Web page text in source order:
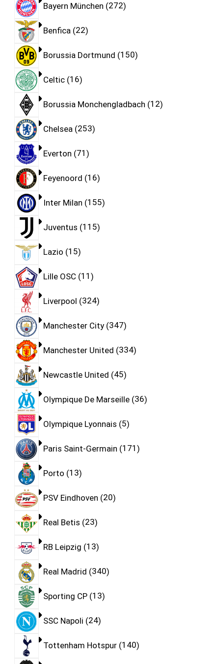
Bayern München 272
Benfica 22
Borussia Dortmund 150
Celtic 16
Borussia Monchengladbach 12
Chelsea 253
Everton 71
Feyenoord 16
Inter Milan 155
Juventus 115
Lazio 15
Lille OSC 11
Liverpool 324
Manchester City 347
Manchester United 334
Newcastle United 45
Olympique De Marseille 36
Olympique Lyonnais 5
Paris Saint-Germain 171
Porto 13
PSV Eindhoven 20
Real Betis 23
RB Leipzig 13
Real Madrid 340
Sporting CP 13
SSC Napoli 24
Tottenham Hotspur 140